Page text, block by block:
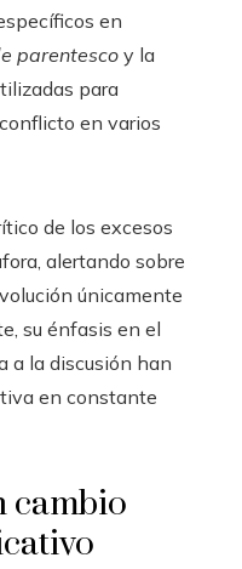
en
parentesco y la
para
en varios
de los excesos
alertando sobre
únicamente
su énfasis en el
a la discusión han
en constante
cambio